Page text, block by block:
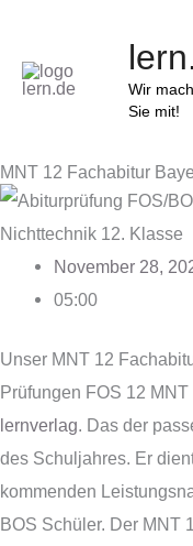
springen
Wir
Sie mit!
MNT 12 Fachabitur
November 28,
05:00
Unser MNT 12
Prüfungen FOS 12
lernverlag. Das der
des Schuljahres. Er
kommenden
BOS Schüler. Der MNT